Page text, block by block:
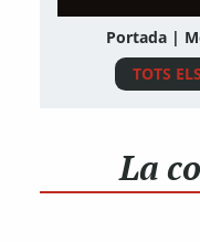
Portada |
TOTS
La